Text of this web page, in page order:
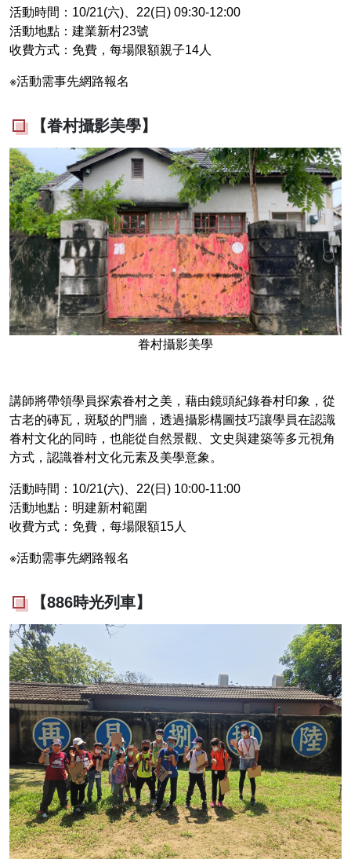
活動時間：10/21(六)、22(日) 09:30-12:00
活動地點：建業新村23號
收費方式：免費，每場限額親子14人
※活動需事先網路報名
【眷村攝影美學】
眷村攝影美學
講師將帶領學員探索眷村之美，藉由鏡頭紀錄眷村印象，從
古老的磚瓦，斑駁的門牆，透過攝影構圖技巧讓學員在認識
眷村文化的同時，也能從自然景觀、文史與建築等多元視角
方式，認識眷村文化元素及美學意象。
活動時間：10/21(六)、22(日) 10:00-11:00
活動地點：明建新村範圍
收費方式：免費，每場限額15人
※活動需事先網路報名
【886時光列車】